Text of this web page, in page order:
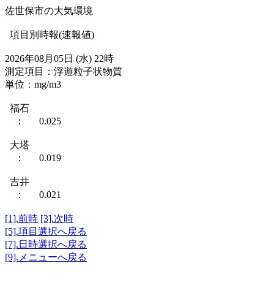
佐世保市の大気環境
項目別時報(速報値)
2026年08月05日 (水) 22時
測定項目：浮遊粒子状物質
単位：mg/m3
福石
： 0.025
大塔
： 0.019
吉井
： 0.021
[1].前時 [3].次時
[5].項目選択へ戻る
[7].日時選択へ戻る
[9].メニューへ戻る